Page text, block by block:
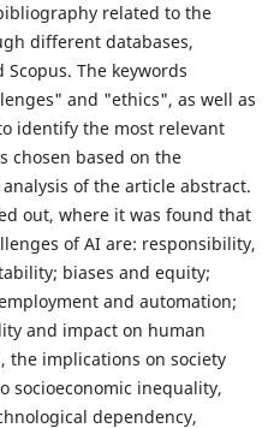
related to the
different databases,
The keywords
and "ethics", as well as
identify the most relevant
chosen based on the
of the article abstract.
out, where it was found that
of AI are: responsibility,
biases and equity;
and automation;
and impact on human
the implications on society
socioeconomic inequality,
dependency,